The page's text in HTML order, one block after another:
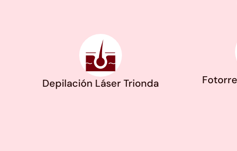
Depilación Láser Trionda